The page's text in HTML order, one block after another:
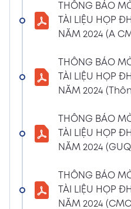
01/04/2024
4:00 PM
CBTT về việc nhận
Thùy Giang và bà
04/03/2024
11:29 AM
hiện quyền tham
năm 2024
30/01/2024
BÁO CÁO TÌNH HÌNH
17/01/2024
THÔNG BÁO
TÀI LIỆU HỌP
NĂM 2024 (A
THÔNG BÁO
TÀI LIỆU HỌP
NĂM 2024
THÔNG BÁO
TÀI LIỆU HỌP
NĂM 2024
THÔNG BÁO
TÀI LIỆU HỌP
NĂM 2024